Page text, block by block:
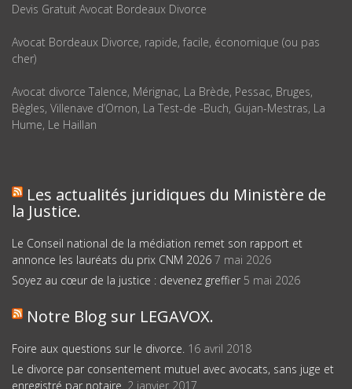
Devis Gratuit Avocat Bordeaux Divorce
Avocat Bordeaux Divorce, rapide, facile, économique (ou pas
cher)
Avocat divorce Talence, Mérignac, La Brède, Pessac, Bruges,
Bègles, Villenave d’Ornon, La Test-de -Buch, Gujan-Mestras, La
Hume, Le Haillan
Les actualités juridiques du Ministère de
la Justice.
Le Conseil national de la médiation remet son rapport et
annonce les lauréats du prix CNM 2026 7 mai 2026
Soyez au cœur de la justice : devenez greffier 5 mai 2026
Notre Blog sur LEGAVOX.
Foire aux questions sur le divorce. 16 avril 2018
Le divorce par consentement mutuel avec avocats, sans juge et
enregistré par notaire. 2 janvier 2017